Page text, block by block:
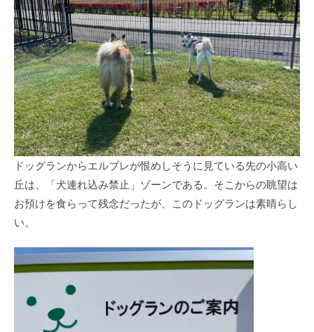
ドッグランからエルブレが恨めしそうに見ている先の小高い
丘は、「犬連れ込み禁止」ゾーンである。そこからの眺望は
お預けを食らって残念だったが、このドッグランは素晴らし
い。